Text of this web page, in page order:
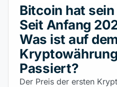
Bitcoin hat
Seit Anfang
Was ist auf
Passiert?
Der Preis der ersten